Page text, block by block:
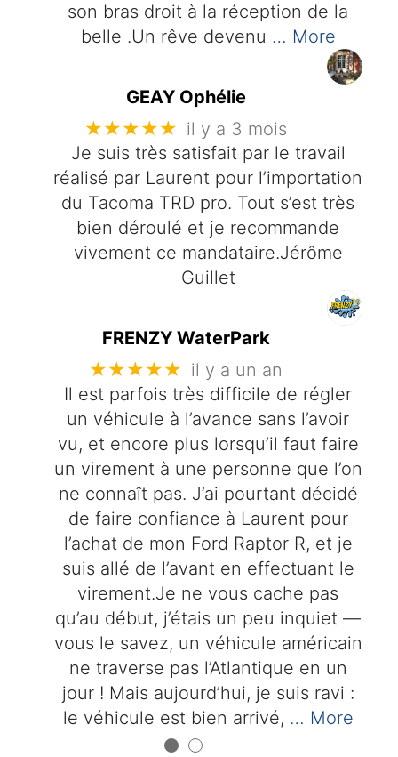
son bras droit à la réception de la
belle .Un rêve devenu … More
GEAY Ophélie
★★★★★ il y a 3 mois
Je suis très satisfait par le travail
réalisé par Laurent pour l’importation
du Tacoma TRD pro. Tout s’est très
bien déroulé et je recommande
vivement ce mandataire.Jérôme
Guillet
FRENZY WaterPark
★★★★★ il y a un an
Il est parfois très difficile de régler
un véhicule à l’avance sans l’avoir
vu, et encore plus lorsqu’il faut faire
un virement à une personne que l’on
ne connaît pas. J’ai pourtant décidé
de faire confiance à Laurent pour
l’achat de mon Ford Raptor R, et je
suis allé de l’avant en effectuant le
virement.Je ne vous cache pas
qu’au début, j’étais un peu inquiet —
vous le savez, un véhicule américain
ne traverse pas l’Atlantique en un
jour ! Mais aujourd’hui, je suis ravi :
le véhicule est bien arrivé, … More
● ●